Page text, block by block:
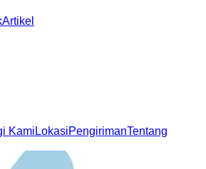
Artikel
Kami LokasiPengirimanTentang